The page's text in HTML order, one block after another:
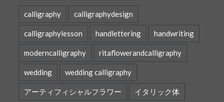
calligraphy calligraphydesign
calligraphylesson handlettering handwriting
moderncalligraphy ritaflowerandcalligraphy
wedding wedding calligraphy
アーティフィシャルフラワー イタリック体